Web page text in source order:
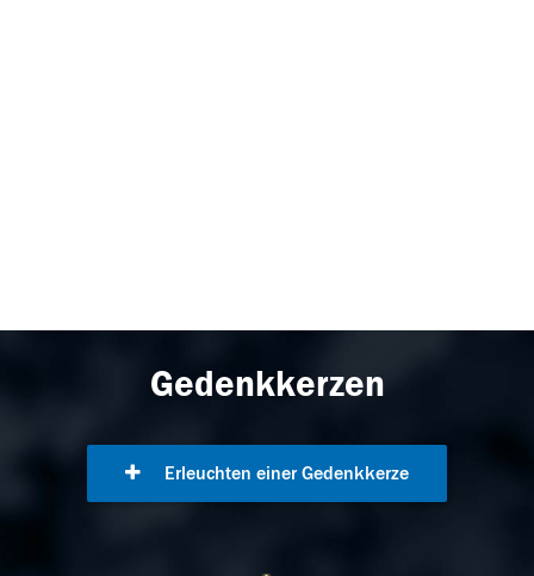
Gedenkkerzen
Erleuchten einer Gedenkkerze